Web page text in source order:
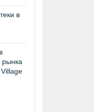
в
рынка